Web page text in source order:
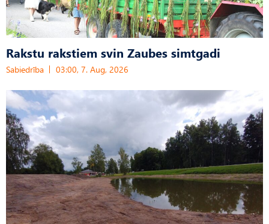
Rakstu rakstiem svin Zaubes simtgadi
Sabiedrība 03:00, 7. Aug, 2026